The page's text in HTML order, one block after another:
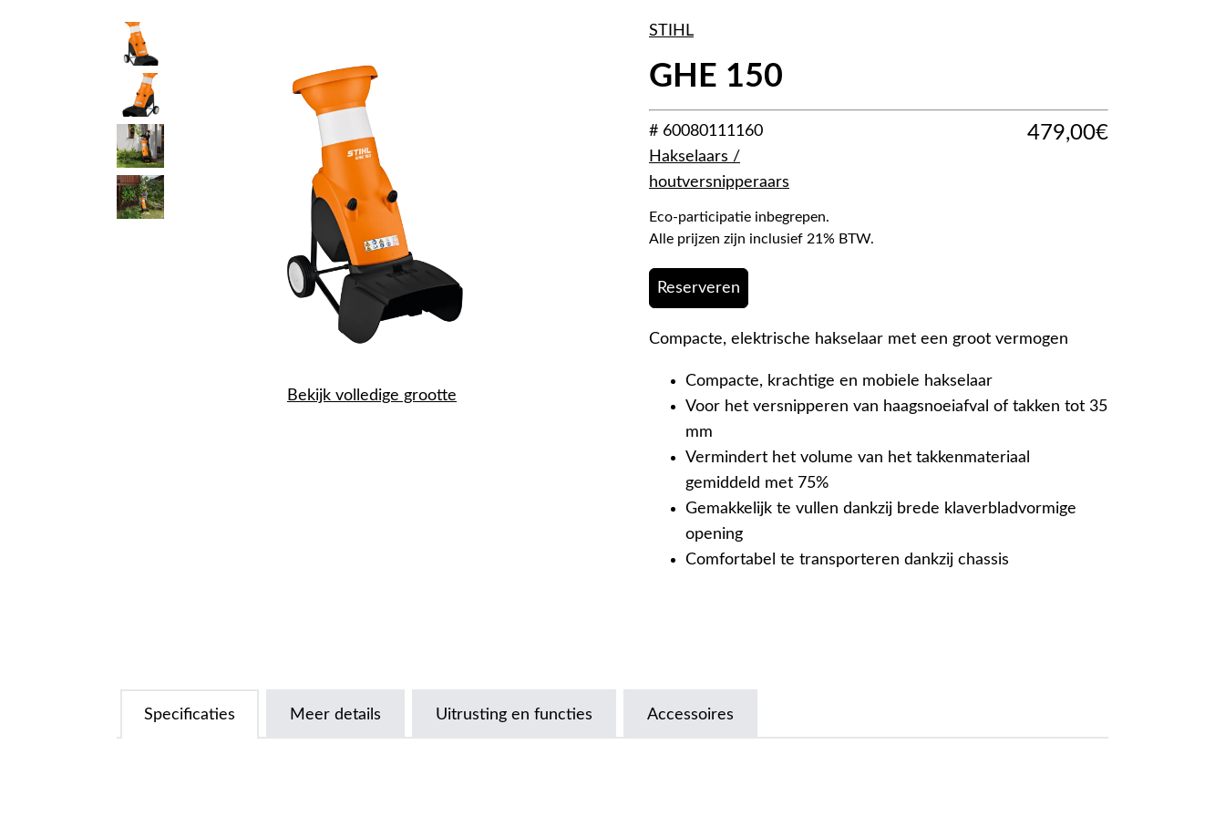
Bekijk volledige grootte
STIHL
GHE 150
# 60080111160
Hakselaars /
houtversnipperaars
479,00€
Eco-participatie inbegrepen.
Alle prijzen zijn inclusief 21% BTW.
Reserveren
Compacte, elektrische hakselaar met een groot vermogen
Compacte, krachtige en mobiele hakselaar
Voor het versnipperen van haagsnoeiafval of takken tot 35
mm
Vermindert het volume van het takkenmateriaal
gemiddeld met 75%
Gemakkelijk te vullen dankzij brede klaverbladvormige
opening
Comfortabel te transporteren dankzij chassis
Specificaties Meer details Uitrusting en functies Accessoires